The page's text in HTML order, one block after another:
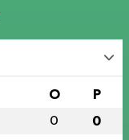
O P
0 0